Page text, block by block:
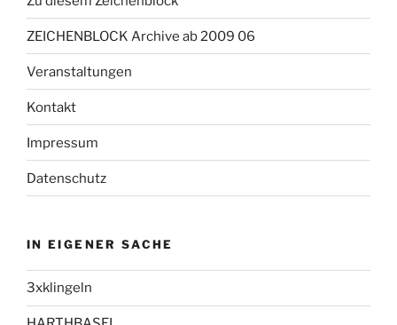
ZEICHENBLOCK Archive ab 2009 06
Veranstaltungen
Kontakt
Impressum
Datenschutz
IN EIGENER SACHE
3xklingeln